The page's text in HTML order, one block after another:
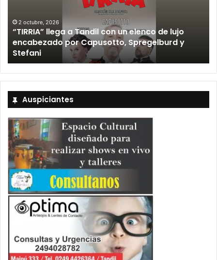
a Tandil con un elenco de lujo
por Capusotto, Spregelburd y
12 septiembre, 2026
Los Fabulosos
Auspiciantes